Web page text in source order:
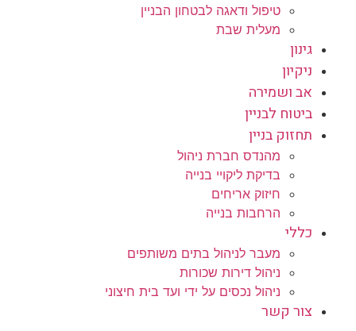
טיפול ודאגה לבטחון הבניין
מעלית שבת
גינון
ניקיון
אב ושמירה
ביטוח לבניין
תחזוק בניין
מהנדס חברת ניהול
בדיקת ליקויי בנייה
חיזוק אריחים
הרחבות בנייה
כללי
מעבר לניהול בתים משותפים
ניהול דירות שכורות
ניהול נכסים על ידי ועד בית חיצוני
צור קשר